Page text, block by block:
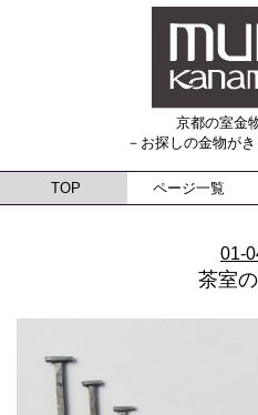
京都の室金
－お探しの金物が
TOP ページ一覧
01-
茶室